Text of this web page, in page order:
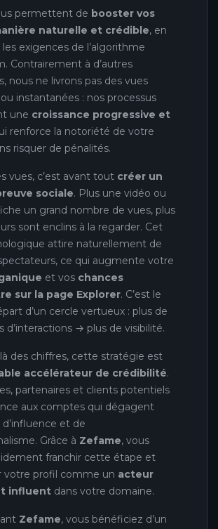
permettent de booster vos
naturelle et crédible, en
exigences de l’algorithme
Contrairement à d’autres
nous ne livrons pas des vues
instantanées : nos processus
une croissance progressive et
renforce la notoriété de votre
risquer de pénalités.
vues, c’est avant tout créer un
sociale. Plus une vidéo ou
un grand nombre de vues, plus
sont enclins à la regarder. Cet
attire naturellement de
ce qui augmente votre
et vos chances
sur la page Explorer. C’est le
d’un cercle vertueux : plus de
d’interactions → plus de visibilité.
des chiffres, cette stratégie est
accélérateur de crédibilité.
partenaires et clients potentiels
aux comptes qui dégagent
et de
Grâce à Zefame, vous
franchir cette étape et
votre profil comme un acteur
influent dans votre domaine.
Zefame, vous bénéficiez d’un